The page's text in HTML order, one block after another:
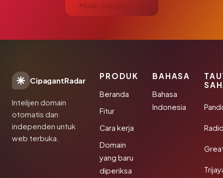
Mulai cek gratis →
CipagantRadar
Intelijen domain
otomatis dan
independen untuk
web terbuka.
PRODUK
Beranda
Fitur
Cara kerja
Domain
yang baru
diperiksa
BAHASA
Bahasa
Indonesia